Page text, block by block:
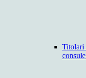
Titolari